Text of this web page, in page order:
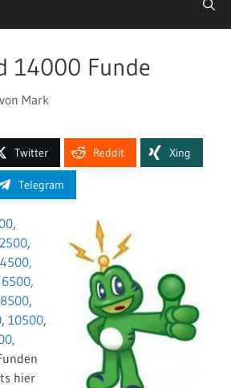
14000 Funde
von Mark
Twitter Reddit Xing
Telegram
,
2500,
4500,
6500,
8500,
, 10500,
hier